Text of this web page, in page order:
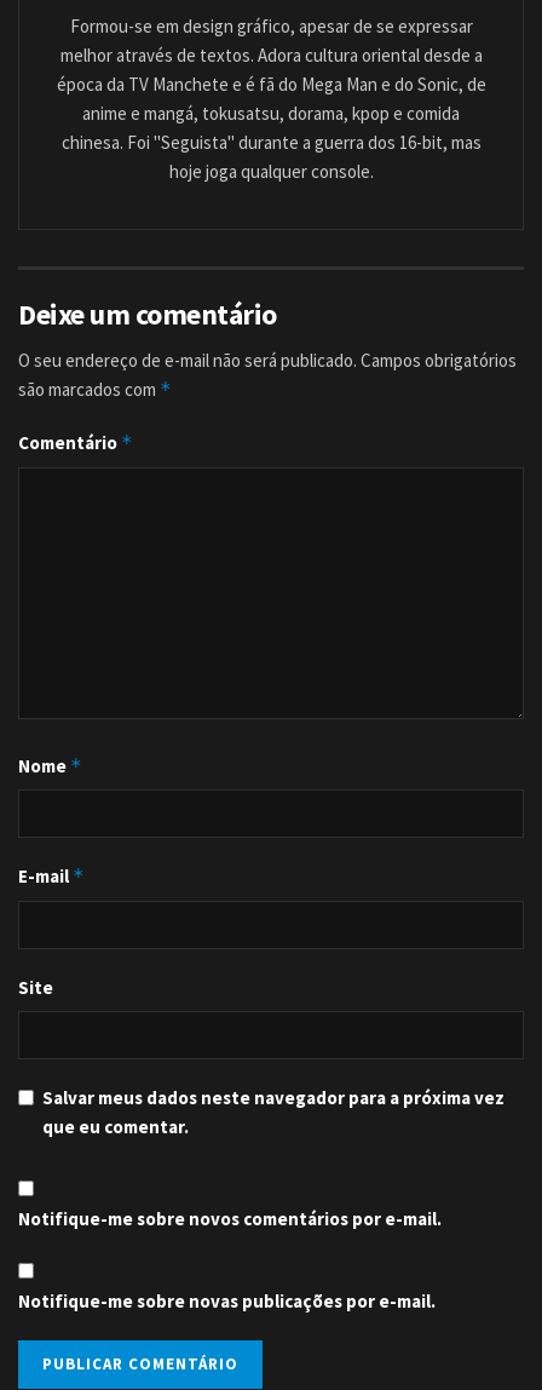
Formou-se em design gráfico, apesar de se expressar
melhor através de textos. Adora cultura oriental desde a
época da TV Manchete e é fã do Mega Man e do Sonic, de
anime e mangá, tokusatsu, dorama, kpop e comida
chinesa. Foi "Seguista" durante a guerra dos 16-bit, mas
hoje joga qualquer console.
Deixe um comentário
O seu endereço de e-mail não será publicado. Campos obrigatórios
são marcados com *
Comentário *
Nome *
E-mail *
Site
Salvar meus dados neste navegador para a próxima vez
que eu comentar.
Notifique-me sobre novos comentários por e-mail.
Notifique-me sobre novas publicações por e-mail.